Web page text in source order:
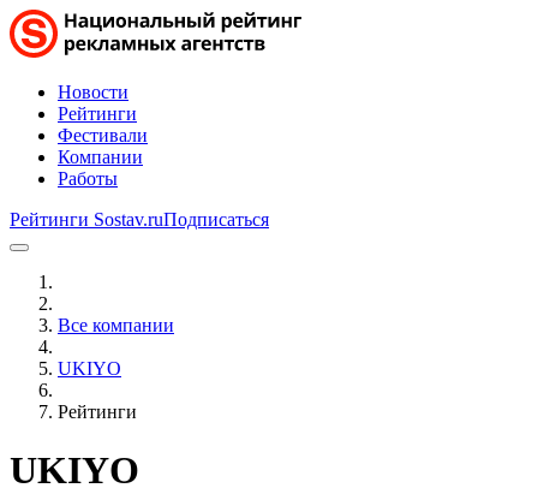
Новости
Рейтинги
Фестивали
Компании
Работы
Рейтинги Sostav.ruПодписаться
Все компании
UKIYO
Рейтинги
UKIYO